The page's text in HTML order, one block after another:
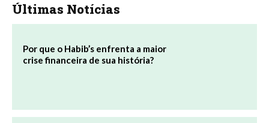
Últimas Notícias
Por que o Habib’s enfrenta a maior
crise financeira de sua história?